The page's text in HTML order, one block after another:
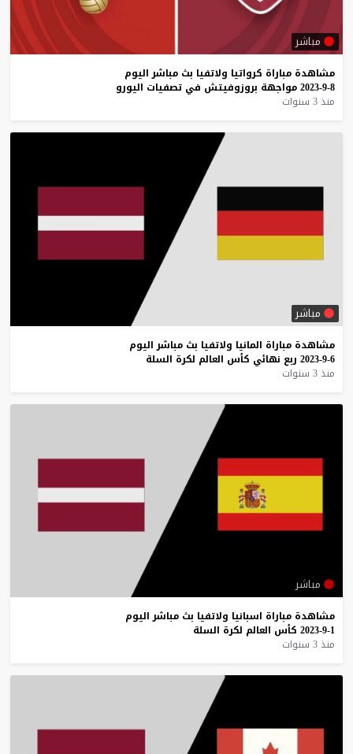
مباشر
مشاهدة مباراة كرواتيا ولاتفيا بث مباشر اليوم
8-9-2023
مواجهة بروزوفيتش في تصفيات اليورو
منذ 3 سنوات
مباشر
مشاهدة مباراة المانيا ولاتفيا بث مباشر اليوم
6-9-2023
ربع نهائي كأس العالم لكرة السلة
منذ 3 سنوات
مباشر
مشاهدة مباراة اسبانيا ولاتفيا بث مباشر اليوم
1-9-2023
كأس العالم لكرة السلة
منذ 3 سنوات